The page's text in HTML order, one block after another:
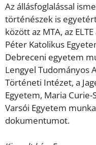
Az állásfoglalással
történészek is
között az MTA, az
Péter Katolikus
Debreceni egyetem
Lengyel Tudományos
Történeti Intézet, a
Egyetem, Maria Curie-
Varsói Egyetem
dokumentumot.